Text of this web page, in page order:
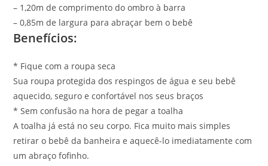
– 1,20m de comprimento do ombro à barra
– 0,85m de largura para abraçar bem o bebê
Benefícios:
* Fique com a roupa seca
Sua roupa protegida dos respingos de água e seu bebê
aquecido, seguro e confortável nos seus braços
* Sem confusão na hora de pegar a toalha
A toalha já está no seu corpo. Fica muito mais simples
retirar o bebê da banheira e aquecê-lo imediatamente com
um abraço fofinho.